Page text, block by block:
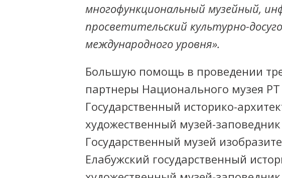
многофункциональный музейный,
просветительский культурно-
международного уровня».
Большую помощь в проведении
партнеры Национального музея
Государственный историко-
художественный музей-
Государственный музей
Елабужский государственный